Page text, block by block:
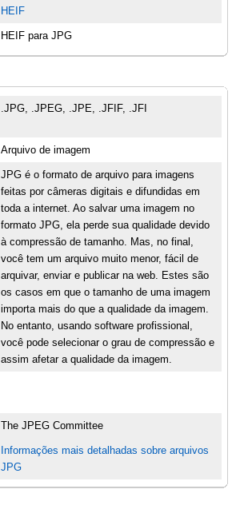
HEIF
HEIF para JPG
.JPG, .JPEG, .JPE, .JFIF, .JFI
Arquivo de imagem
JPG é o formato de arquivo para imagens
feitas por câmeras digitais e difundidas em
toda a internet. Ao salvar uma imagem no
formato JPG, ela perde sua qualidade devido
à compressão de tamanho. Mas, no final,
você tem um arquivo muito menor, fácil de
arquivar, enviar e publicar na web. Estes são
os casos em que o tamanho de uma imagem
importa mais do que a qualidade da imagem.
No entanto, usando software profissional,
você pode selecionar o grau de compressão e
assim afetar a qualidade da imagem.
The JPEG Committee
Informações mais detalhadas sobre arquivos
JPG